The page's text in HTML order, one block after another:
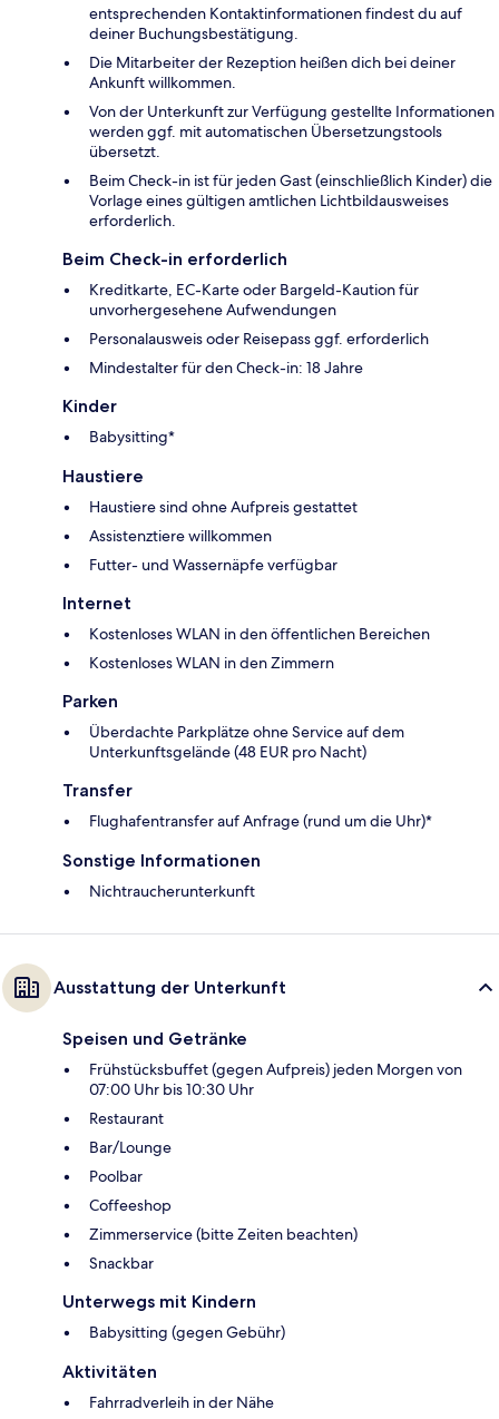
entsprechenden Kontaktinformationen findest du auf
deiner Buchungsbestätigung.
Die Mitarbeiter der Rezeption heißen dich bei deiner
Ankunft willkommen.
Von der Unterkunft zur Verfügung gestellte Informationen
werden ggf. mit automatischen Übersetzungstools
übersetzt.
Beim Check-in ist für jeden Gast (einschließlich Kinder) die
Vorlage eines gültigen amtlichen Lichtbildausweises
erforderlich.
Beim Check-in erforderlich
Kreditkarte, EC-Karte oder Bargeld-Kaution für
unvorhergesehene Aufwendungen
Personalausweis oder Reisepass ggf. erforderlich
Mindestalter für den Check-in: 18 Jahre
Kinder
Babysitting*
Haustiere
Haustiere sind ohne Aufpreis gestattet
Assistenztiere willkommen
Futter- und Wassernäpfe verfügbar
Internet
Kostenloses WLAN in den öffentlichen Bereichen
Kostenloses WLAN in den Zimmern
Parken
Überdachte Parkplätze ohne Service auf dem
Unterkunftsgelände (48 EUR pro Nacht)
Transfer
Flughafentransfer auf Anfrage (rund um die Uhr)*
Sonstige Informationen
Nichtraucherunterkunft
Ausstattung der Unterkunft
Speisen und Getränke
Frühstücksbuffet (gegen Aufpreis) jeden Morgen von
07:00 Uhr bis 10:30 Uhr
Restaurant
Bar/Lounge
Poolbar
Coffeeshop
Zimmerservice (bitte Zeiten beachten)
Snackbar
Unterwegs mit Kindern
Babysitting (gegen Gebühr)
Aktivitäten
Fahrradverleih in der Nähe